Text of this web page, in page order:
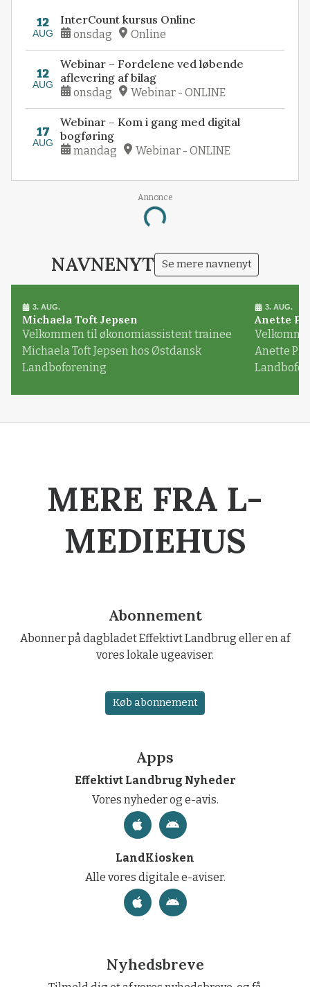
12
AUG
InterCount kursus Online
onsdag Online
12
AUG
Webinar – Fordelene ved løbende
aflevering af bilag
onsdag Webinar - ONLINE
17
AUG
Webinar – Kom i gang med digital
bogføring
mandag Webinar - ONLINE
Annonce
Loading...
NAVNENYT Se mere navnenyt
3. AUG.
Michaela Toft Jepsen
Velkommen til økonomiassistent trainee
Michaela Toft Jepsen hos Østdansk
Landboforening
3. AUG.
Anette
Anette
MERE FRA L-
MEDIEHUS
Abonnement
Abonner på dagbladet Effektivt Landbrug eller en af
vores lokale ugeaviser.
Køb abonnement
Apps
Effektivt Landbrug Nyheder
Vores nyheder og e-avis.
LandKiosken
Alle vores digitale e-aviser.
Nyhedsbreve